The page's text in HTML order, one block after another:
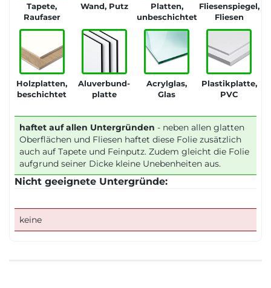
Tapete,
Raufaser
Wand, Putz
Platten,
unbeschichtet
Fliesenspiegel,
Fliesen
Holzplatten,
beschichtet
Aluverbund-
platte
Acrylglas,
Glas
Plastikplatte,
PVC
haftet auf allen Untergründen - neben allen glatten
Oberflächen und Fliesen haftet diese Folie zusätzlich
auch auf Tapete und Feinputz. Zudem gleicht die Folie
aufgrund seiner Dicke kleine Unebenheiten aus.
Nicht geeignete Untergründe:
keine